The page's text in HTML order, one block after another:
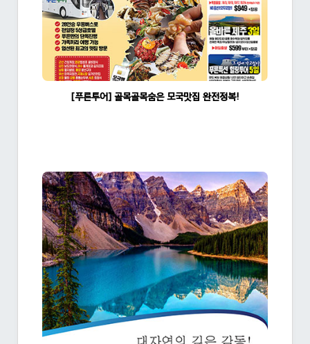
[푸른투어] 골목골목숨은 모국맛집 완전정복!